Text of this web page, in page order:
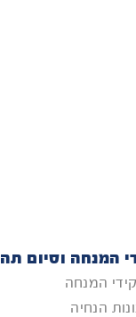
המנחה וסיום
המנחה
הנחיה